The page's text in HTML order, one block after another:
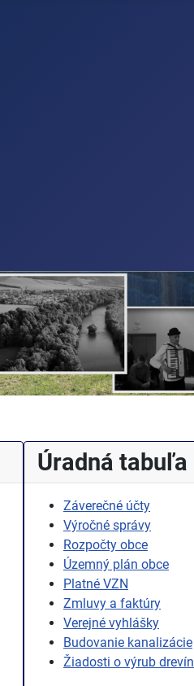
Úradná tabuľa
Záverečné účty
Výročné správy
Rozpočty obce
Územný plán obce
Platné VZN
Zmluvy a faktúry
Verejné vyhlášky
Budovanie kanalizácie
Žiadosti o výrub drevín